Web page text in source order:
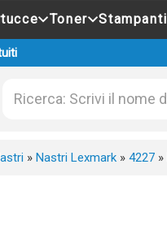
Toner Stampanti
» Nastri Lexmark » 4227 »